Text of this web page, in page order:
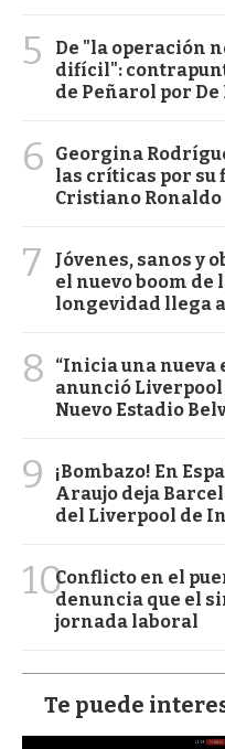
5
De "la operación
difícil":
de Peñarol por De
6
Georgina
las críticas por su
Cristiano Ronaldo
7
Jóvenes, sanos y
el nuevo boom de
longevidad llega
8
“Inicia una nueva
anunció
Nuevo Estadio
9
¡Bombazo! En
Araujo deja
del Liverpool de
10Conflicto en el
denuncia que el
jornada laboral
Te puede